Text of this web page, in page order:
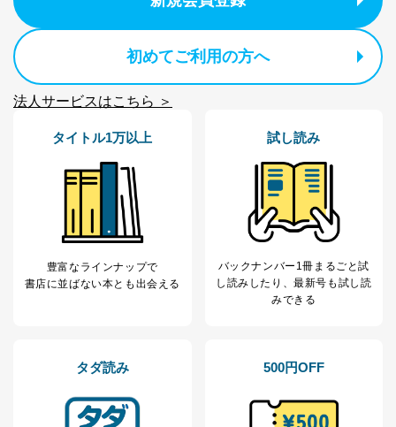
初めてご利用の方へ
法人サービスはこちら ＞
タイトル1万以上
豊富なラインナップで
書店に並ばない本とも出会える
試し読み
バックナンバー1冊まるごと試
し読み したり、最新号も試し読
みできる
タダ読み 500円OFF